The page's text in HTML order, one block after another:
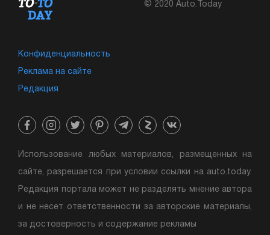
© 2020 Auto.Today
Конфиденциальность
Реклама на сайте
Редакция
Использование любых материалов, размещенных на
сайте, разрешается при условии ссылки на auto.today.
Редакция портала может не разделять мнение автора
и не несет ответственности за авторские материалы,
за достоверность и содержание рекламы